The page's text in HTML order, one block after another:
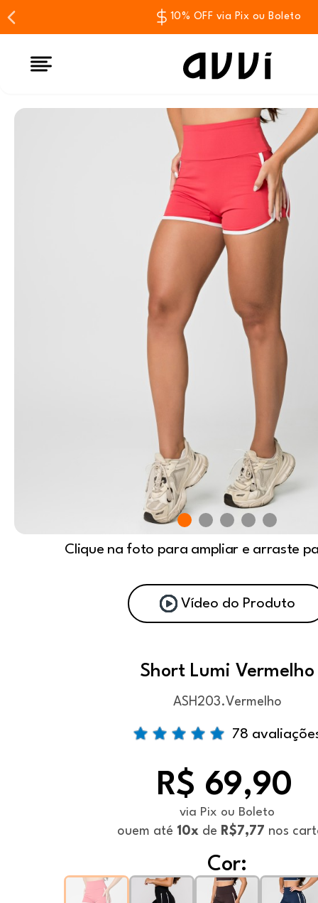
10% OFF via Pix ou Boleto
Clique na foto para ampliar e arraste
Vídeo do Produto
Short Lumi Vermelho
ASH203.Vermelho
78
R$ 69,90
via Pix ou Boleto
ouem até 10x de R$7,77 nos
Cor: